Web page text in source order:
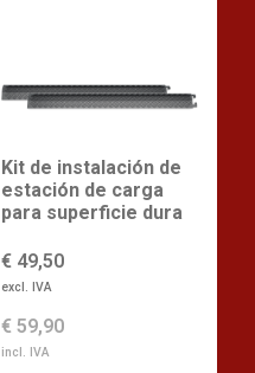
Kit de instalación de
estación de carga
para superficie dura
€ 49,50
excl. IVA
€ 59,90
incl. IVA